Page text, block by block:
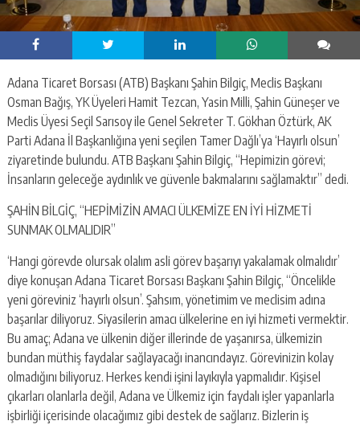
Adana Ticaret Borsası (ATB) Başkanı Şahin Bilgiç, Meclis Başkanı
Osman Bağış, YK Üyeleri Hamit Tezcan, Yasin Milli, Şahin Güneşer ve
Meclis Üyesi Seçil Sarısoy ile Genel Sekreter T. Gökhan Öztürk, AK
Parti Adana İl Başkanlığına yeni seçilen Tamer Dağlı’ya ‘Hayırlı olsun’
ziyaretinde bulundu. ATB Başkanı Şahin Bilgiç, “Hepimizin görevi;
İnsanların geleceğe aydınlık ve güvenle bakmalarını sağlamaktır” dedi.
ŞAHİN BİLGİÇ, “HEPİMİZİN AMACI ÜLKEMİZE EN İYİ HİZMETİ
SUNMAK OLMALIDIR”
‘Hangi görevde olursak olalım asli görev başarıyı yakalamak olmalıdır’
diye konuşan Adana Ticaret Borsası Başkanı Şahin Bilgiç, “Öncelikle
yeni göreviniz ‘hayırlı olsun’. Şahsım, yönetimim ve meclisim adına
başarılar diliyoruz. Siyasilerin amacı ülkelerine en iyi hizmeti vermektir.
Bu amaç; Adana ve ülkenin diğer illerinde de yaşanırsa, ülkemizin
bundan müthiş faydalar sağlayacağı inancındayız. Görevinizin kolay
olmadığını biliyoruz. Herkes kendi işini layıkıyla yapmalıdır. Kişisel
çıkarları olanlarla değil, Adana ve Ülkemiz için faydalı işler yapanlarla
işbirliği içerisinde olacağımız gibi destek de sağlarız. Bizlerin iş